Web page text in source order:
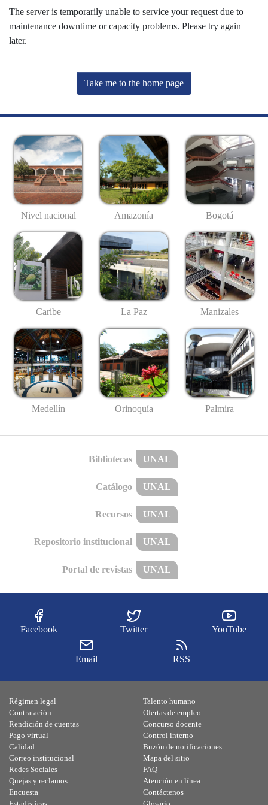
The server is temporarily unable to service your request due to
maintenance downtime or capacity problems. Please try again
later.
Take me to the home page
Nivel nacional Amazonía Bogotá
Caribe La Paz Manizales
Medellín Orinoquía Palmira
Bibliotecas UNAL
Catálogo UNAL
Recursos UNAL
Repositorio institucional UNAL
Portal de revistas UNAL
Facebook Twitter YouTube
Email RSS
Régimen legal
Contratación
Rendición de cuentas
Pago virtual
Calidad
Talento humano
Ofertas de empleo
Concurso docente
Control interno
Buzón de notificaciones
Correo institucional
Redes Sociales
Quejas y reclamos
Encuesta
Mapa del sitio
FAQ
Atención en línea
Contáctenos